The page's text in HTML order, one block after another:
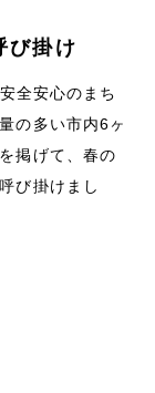
び掛け
全安心のまち
の多い市内6ヶ
掲げて、春の
び掛けまし